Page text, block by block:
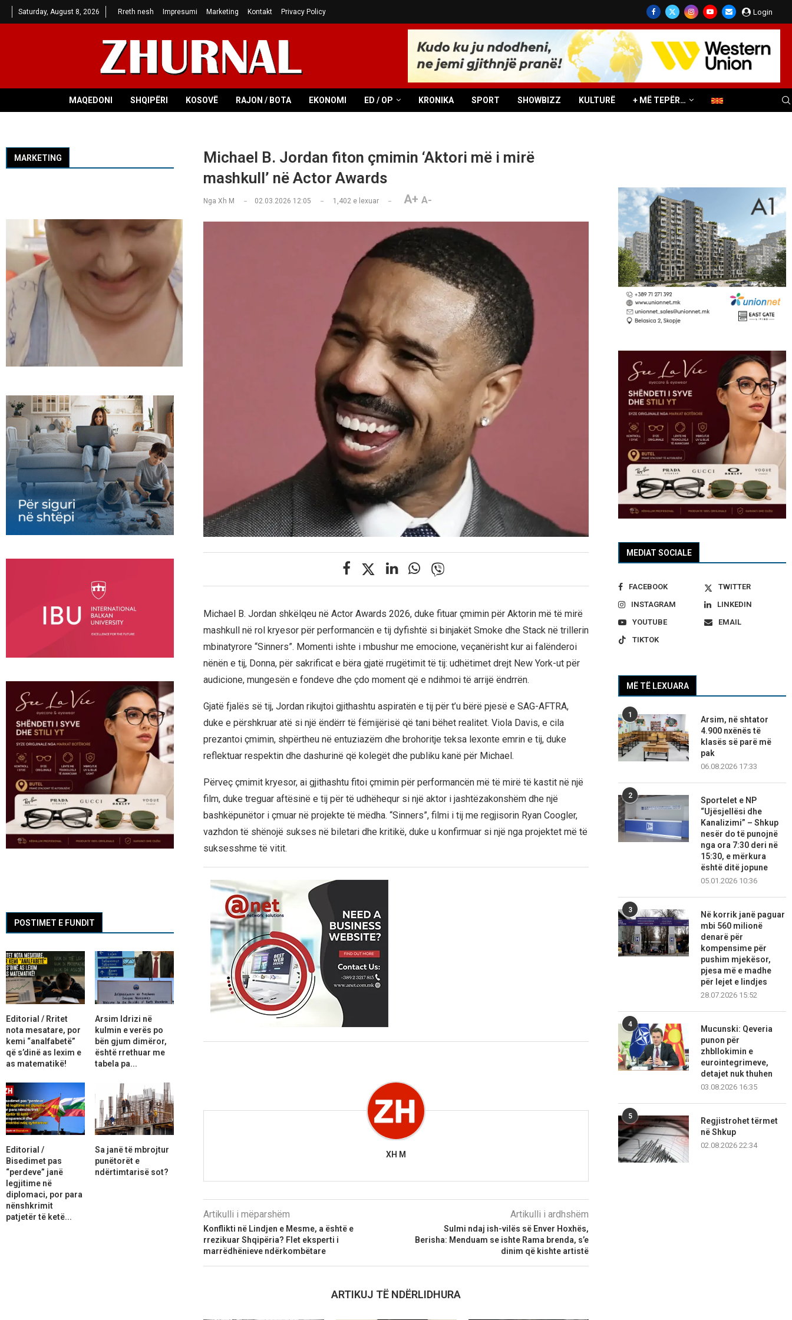
Saturday, August 8, 2026 Rreth nesh Impresumi Marketing Kontakt Privacy Policy Login
MAQEDONI SHQIPËRI KOSOVË RAJON / BOTA EKONOMI ED / OP KRONIKA SPORT SHOWBIZZ KULTURË + MË TEPËR…
Michael B. Jordan fiton çmimin ‘Aktori më i mirë
mashkull’ në Actor Awards
Nga Xh M 02.03.2026 12:05 1,402e lexuar A+ A-
Michael B. Jordan shkëlqeu në Actor Awards 2026, duke fituar çmimin për Aktorin më të mirë
mashkull në rol kryesor për performancën e tij dyfishtë si binjakët Smoke dhe Stack në trillerin
mbinatyrore “Sinners”. Momenti ishte i mbushur me emocione, veçanërisht kur ai falënderoi
nënën e tij, Donna, për sakrificat e bëra gjatë rrugëtimit të tij: udhëtimet drejt New York-ut për
audicione, mungesën e fondeve dhe çdo moment që e ndihmoi të arrijë ëndrrën.
Gjatë fjalës së tij, Jordan rikujtoi gjithashtu aspiratën e tij për t’u bërë pjesë e SAG-AFTRA,
duke e përshkruar atë si një ëndërr të fëmijërisë që tani bëhet realitet. Viola Davis, e cila
prezantoi çmimin, shpërtheu në entuziazëm dhe brohoritje teksa lexonte emrin e tij, duke
reflektuar respektin dhe dashurinë që kolegët dhe publiku kanë për Michael.
Përveç çmimit kryesor, ai gjithashtu fitoi çmimin për performancën më të mirë të kastit në një
film, duke treguar aftësinë e tij për të udhëhequr si një aktor i jashtëzakonshëm dhe një
bashkëpunëtor i çmuar në projekte të mëdha. “Sinners”, filmi i tij me regjisorin Ryan Coogler,
vazhdon të shënojë sukses në biletari dhe kritikë, duke u konfirmuar si një nga projektet më të
suksesshme të vitit.
XH M
Artikulli i mëparshëm
Konflikti në Lindjen e Mesme, a është e
rrezikuar Shqipëria? Flet eksperti i
marrëdhënieve ndërkombëtare
Artikulli i ardhshëm
Sulmi ndaj ish-vilës së Enver Hoxhës,
Berisha: Menduam se ishte Rama brenda, s’e
dinim që kishte artistë
ARTIKUJ TË NDËRLIDHURA
MEDIAT SOCIALE
FACEBOOK
TWITTER
INSTAGRAM
LINKEDIN
YOUTUBE
EMAIL
TIKTOK
MË TË LEXUARA
1
Arsim, në shtator
4.900 nxënës të
klasës së parë më
pak
06.08.2026 17:33
2
Sportelet e NP
“Ujësjellësi dhe
Kanalizimi” – Shkup
nesër do të punojnë
nga ora 7:30 deri në
15:30, e mërkura
është ditë jopune
05.01.2026 10:36
3
Në korrik janë paguar
mbi 560 milionë
denarë për
kompensime për
pushim mjekësor,
pjesa më e madhe
për lejet e lindjes
28.07.2026 15:52
4
Mucunski: Qeveria
punon për
zhbllokimin e
eurointegrimeve,
detajet nuk thuhen
03.08.2026 16:35
5
Regjistrohet tërmet
në Shkup
02.08.2026 22:34
MARKETING
POSTIMET E FUNDIT
Editorial / Rritet
nota mesatare, por
kemi “analfabetë”
që s’dinë as lexim e
as matematikë!
Arsim Idrizi në
kulmin e verës po
bën gjum dimëror,
është rrethuar me
tabela pa...
Editorial /
Bisedimet pas
“perdeve” janë
legjitime në
diplomaci, por para
nënshkrimit
patjetër të ketë...
Sa janë të mbrojtur
punëtorët e
ndërtimtarisë sot?